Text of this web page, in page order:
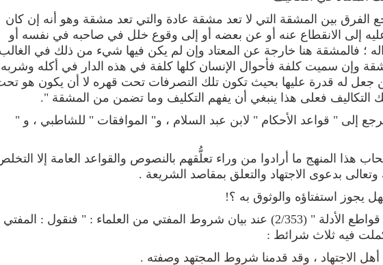
الفرق بين المشقة التي لا تعد مشقة عادة والتي تعد مشقة وهو أنه إن كان
عليه إلى الانقطاع عنه أو عن بعضه أو إلى وقوع خلل في صاحبه في نفسه أو
؛ فالمشقة هنا خارجة عن المعتاد وإن لم يكن فيها شيء من ذلك في
وإن سميت كلفة فأحوال الإنسان كلها كلفة في هذه الدار في أكله وشربه
جعل له قدرة عليها بحيث تكون تلك التصرفات تحت قهره لا أن يكون هو
التكاليف فعلى هذا ينبغي أن يفهم التكليف وما تضمن من المشقة ".
إلى " قواعد الأحكام " لابن عبد السلام ، و" الموافقات " للشاطبي ، و "
هذا المنهج ما أرادوا من وراء تعلُّقهم بالنصوص والقواعد العامة إلا
بدعوى الاجتهاد والتعلق بمقاصد الشريعة .
يجوز استفتاؤه والوثوق به ؟!
قال السمعاني في " قواطع الأدلة " (2/353) عند بيان شروط المفتي من العلماء : " فنقول : المفتي
فيه ثلاث شرائط :
الاجتهاد ، وقد قدمنا شروط المجتهد وصفته .